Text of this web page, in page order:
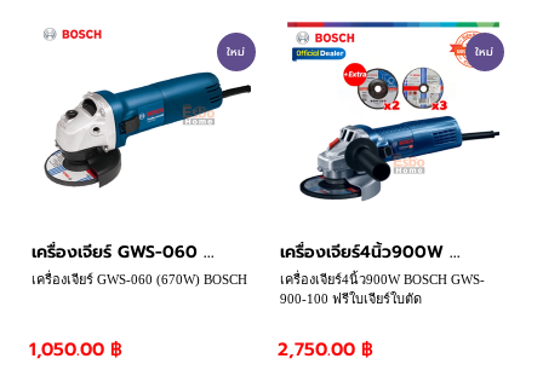
ใหม่
เครื่องเจียร์ GWS-060 ...
เครื่องเจียร์ GWS-060 (670W) BOSCH
1,050.00 ฿
ใหม่
เครื่องเจียร์4นิ้ว900W ...
เครื่องเจียร์4นิ้ว900W BOSCH GWS-
900-100 ฟรีใบเจียร์ใบตัด
2,750.00 ฿